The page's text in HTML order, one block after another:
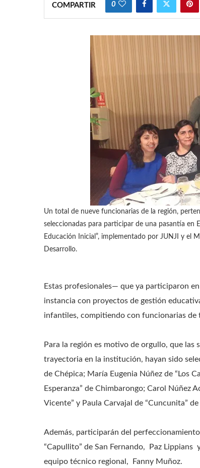
COMPARTIR 0
Un total de nueve funcionarias de la región,
seleccionadas para participar de una pasantía en
Educación Inicial”, implementado por JUNJI y el
Desarrollo.
Estas profesionales— que ya participaron
instancia con proyectos de gestión
infantiles, compitiendo con funcionarias de
Para la región es motivo de orgullo, que
trayectoria en la institución, hayan sido
de Chépica; María Eugenia Núñez de “Los
Esperanza” de Chimbarongo; Carol Núñez
Vicente” y Paula Carvajal de “Cuncunita”
Además, participarán del
“Capullito” de San Fernando, Paz Lippians
equipo técnico regional, Fanny Muñoz.